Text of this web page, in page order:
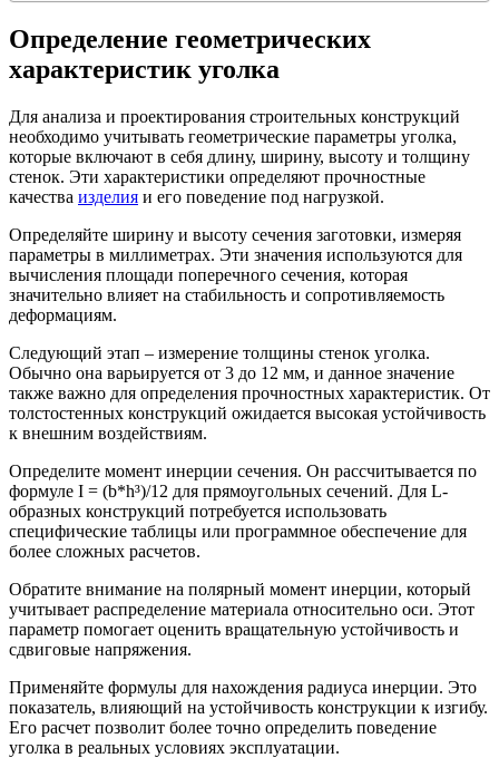
Определение геометрических
характеристик уголка
Для анализа и проектирования строительных конструкций
необходимо учитывать геометрические параметры уголка,
которые включают в себя длину, ширину, высоту и толщину
стенок. Эти характеристики определяют прочностные
качества изделия и его поведение под нагрузкой.
Определяйте ширину и высоту сечения заготовки, измеряя
параметры в миллиметрах. Эти значения используются для
вычисления площади поперечного сечения, которая
значительно влияет на стабильность и сопротивляемость
деформациям.
Следующий этап – измерение толщины стенок уголка.
Обычно она варьируется от 3 до 12 мм, и данное значение
также важно для определения прочностных характеристик. От
толстостенных конструкций ожидается высокая устойчивость
к внешним воздействиям.
Определите момент инерции сечения. Он рассчитывается по
формуле I = (b*h³)/12 для прямоугольных сечений. Для L-
образных конструкций потребуется использовать
специфические таблицы или программное обеспечение для
более сложных расчетов.
Обратите внимание на полярный момент инерции, который
учитывает распределение материала относительно оси. Этот
параметр помогает оценить вращательную устойчивость и
сдвиговые напряжения.
Применяйте формулы для нахождения радиуса инерции. Это
показатель, влияющий на устойчивость конструкции к изгибу.
Его расчет позволит более точно определить поведение
уголка в реальных условиях эксплуатации.